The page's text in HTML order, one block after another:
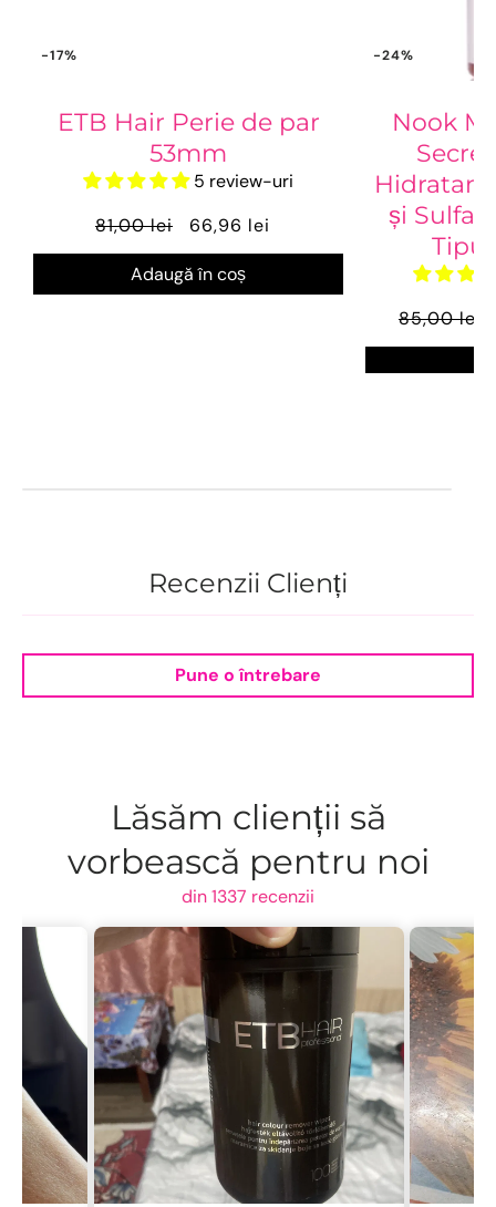
-17%
ETB Hair Perie de par
53mm
5 review-uri
81,00 lei
66,96 lei
Adaugă în coș
-24%
Nook
Hidratant
și
85,00 lei
Recenzii Clienți
Pune o întrebare
Lăsăm clienții să
vorbească pentru noi
din 1337 recenzii